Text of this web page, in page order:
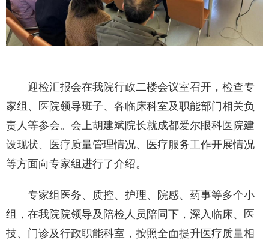
迎检汇报会在我院行政二楼会议室召开，检查专
家组、医院领导班子、各临床科室及职能部门相关负
责人等参会。会上胡建斌院长就成都爱尔眼科医院建
设现状、医疗质量管理情况、医疗服务工作开展情况
等方面向专家组进行了介绍。
专家组医务、质控、护理、院感、药事等多个小
组，在我院院领导及陪检人员陪同下，深入临床、医
技、门诊及行政职能科室，按照全面提升医疗质量相